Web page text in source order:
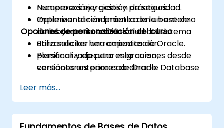
recuperación y gestión de seguridad.
Optimizar el rendimiento de la base de
datos y monitorear la salud del sistema
utilizando las herramientas de Oracle.
Planificar y ejecutar migraciones desde
versiones anteriores de Oracle Database
Numerosos ejercicios y prácticas.
Implementación práctica en un entorno
de laboratorio en vivo.
Opciones de personalización del curso
Para solicitar una capacitación
personalizada para este curso,
contáctenos para coordinarlo.
Leer más...